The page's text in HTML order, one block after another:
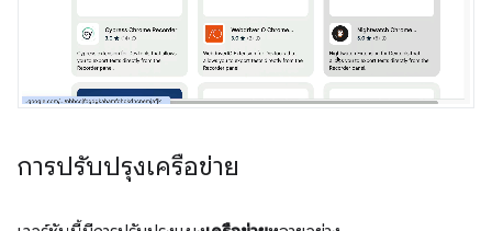
การปรับปรุงเครือข่าย